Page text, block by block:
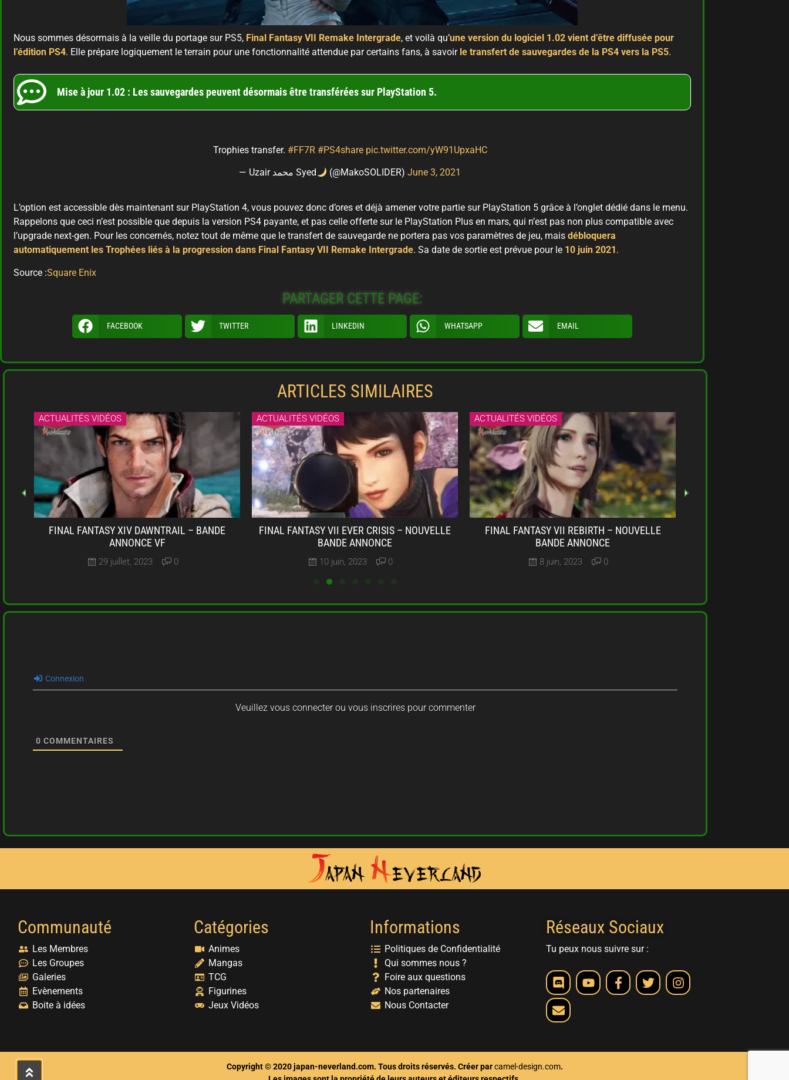
Nous sommes désormais à la veille du portage sur PS5, Final Fantasy VII Remake Intergrade, et voilà qu’une version du logiciel 1.02 vient d’être diffusée pour
l’édition PS4. Elle prépare logiquement le terrain pour une fonctionnalité attendue par certains fans, à savoir le transfert de sauvegardes de la PS4 vers la PS5.
Mise à jour 1.02 : Les sauvegardes peuvent désormais être transférées sur PlayStation 5.
Trophies transfer. #FF7R #PS4share pic.twitter.com/yW91UpxaHC
— Uzair محمد Syed (@MakoSOLIDER)June 3, 2021
L’option est accessible dès maintenant sur PlayStation 4, vous pouvez donc d’ores et déjà amener votre partie sur PlayStation 5 grâce à l’onglet dédié dans le menu.
Rappelons que ceci n’est possible que depuis la version PS4 payante, et pas celle offerte sur le PlayStation Plus en mars, qui n’est pas non plus compatible avec
l’upgrade next-gen. Pour les concernés, notez tout de même que le transfert de sauvegarde ne portera pas vos paramètres de jeu, mais débloquera
automatiquement les Trophées liés à la progression dans Final Fantasy VII Remake Intergrade. Sa date de sortie est prévue pour le 10 juin 2021 .
Source :Square Enix
PARTAGER CETTE PAGE:
FACEBOOK TWITTER LINKEDIN WHATSAPP EMAIL
ARTICLES SIMILAIRES
ACTUALITÉS VIDÉOS
FINAL FANTASY XIV DAWNTRAIL – BANDE
ANNONCE VF
29 juillet, 2023 0
ACTUALITÉS VIDÉOS
FINAL FANTASY VII EVER CRISIS – NOUVELLE
BANDE ANNONCE
10 juin, 2023 0
ACTUALITÉS VIDÉOS
FINAL FANTASY VII REBIRTH – NOUVELLE
BANDE ANNONCE
8 juin, 2023 0
Connexion
Veuillez vous connecter ou vous inscrires pour commenter
0 COMMENTAIRES
Communauté
Les Membres
Les Groupes
Galeries
Evènements
Boite à idées
Catégories
Animes
Mangas
TCG
Figurines
Jeux Vidéos
Informations
Politiques de Confidentialité
Qui sommes nous ?
Foire aux questions
Nos partenaires
Nous Contacter
Réseaux Sociaux
Tu peux nous suivre sur :
Copyright © 2020 japan-neverland.com. Tous droits réservés. Créer parcamel-design.com.